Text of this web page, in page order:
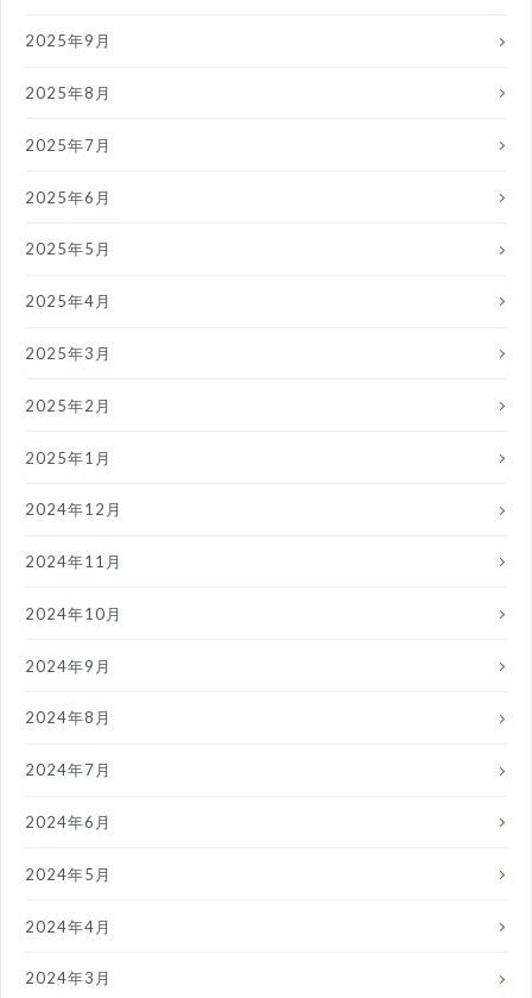
2025年9月
2025年8月
2025年7月
2025年6月
2025年5月
2025年4月
2025年3月
2025年2月
2025年1月
2024年12月
2024年11月
2024年10月
2024年9月
2024年8月
2024年7月
2024年6月
2024年5月
2024年4月
2024年3月